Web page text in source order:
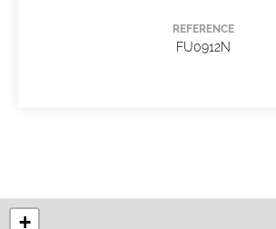
REFERENCE
FU0912N
+